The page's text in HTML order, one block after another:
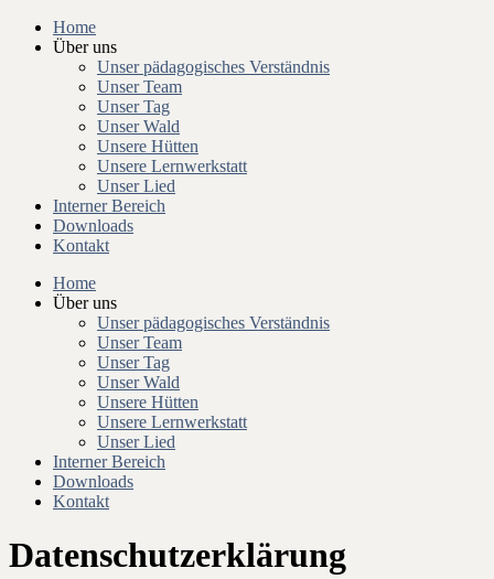
Home
Über uns
Unser pädagogisches Verständnis
Unser Team
Unser Tag
Unser Wald
Unsere Hütten
Unsere Lernwerkstatt
Unser Lied
Interner Bereich
Downloads
Kontakt
Home
Über uns
Unser pädagogisches Verständnis
Unser Team
Unser Tag
Unser Wald
Unsere Hütten
Unsere Lernwerkstatt
Unser Lied
Interner Bereich
Downloads
Kontakt
Datenschutzerklärung